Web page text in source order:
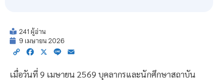
241 ผู้อ่าน
9 เมษายน 2026
Copy Facebook
X Line
เมื่อวันที่ 9 เมษายน 2569 บุคลากรและนักศึกษาสถาบัน